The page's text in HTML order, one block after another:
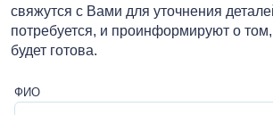
свяжутся с Вами для уточнения
потребуется, и проинформируют о том,
будет готова.
ФИО